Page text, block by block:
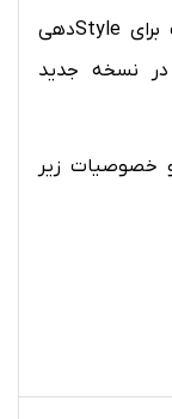
در HTML4 چندین تگ و خصوصیت برای Styleدهی
نسخه جدید
خصوصیات زیر